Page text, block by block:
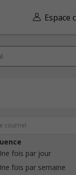
Espace
fois par jour
fois par semaine